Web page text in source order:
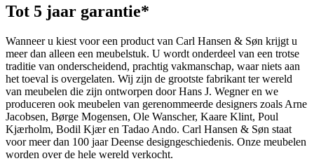
Tot 5 jaar garantie*
Wanneer u kiest voor een product van Carl Hansen & Søn krijgt u
meer dan alleen een meubelstuk. U wordt onderdeel van een trotse
traditie van onderscheidend, prachtig vakmanschap, waar niets aan
het toeval is overgelaten. Wij zijn de grootste fabrikant ter wereld
van meubelen die zijn ontworpen door Hans J. Wegner en we
produceren ook meubelen van gerenommeerde designers zoals Arne
Jacobsen, Børge Mogensen, Ole Wanscher, Kaare Klint, Poul
Kjærholm, Bodil Kjær en Tadao Ando. Carl Hansen & Søn staat
voor meer dan 100 jaar Deense designgeschiedenis. Onze meubelen
worden over de hele wereld verkocht.